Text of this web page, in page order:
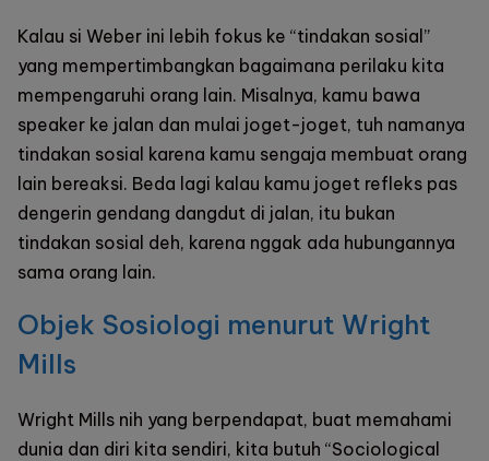
Kalau si Weber ini lebih fokus ke “tindakan sosial”
yang mempertimbangkan bagaimana perilaku kita
mempengaruhi orang lain. Misalnya, kamu bawa
speaker ke jalan dan mulai joget-joget, tuh namanya
tindakan sosial karena kamu sengaja membuat orang
lain bereaksi. Beda lagi kalau kamu joget refleks pas
dengerin gendang dangdut di jalan, itu bukan
tindakan sosial deh, karena nggak ada hubungannya
sama orang lain.
Objek Sosiologi menurut Wright
Mills
Wright Mills nih yang berpendapat, buat memahami
dunia dan diri kita sendiri, kita butuh “Sociological